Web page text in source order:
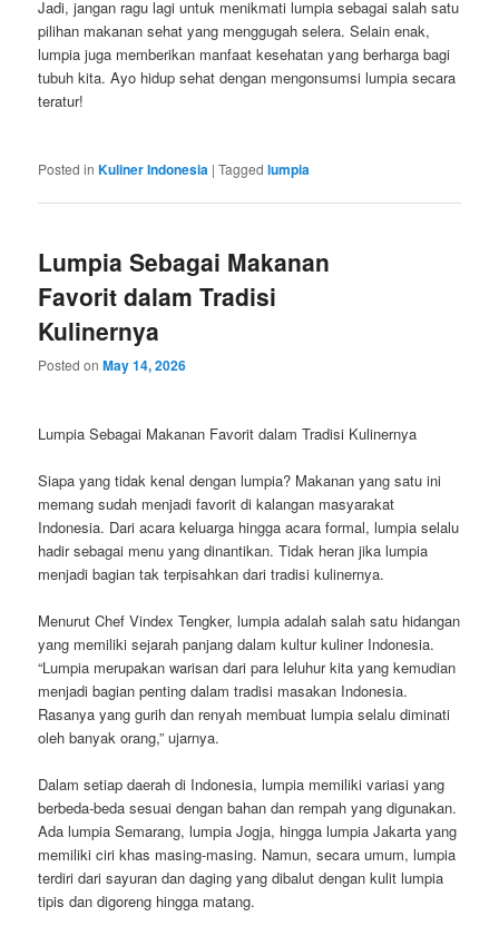
Jadi, jangan ragu lagi untuk menikmati lumpia sebagai salah satu
pilihan makanan sehat yang menggugah selera. Selain enak,
lumpia juga memberikan manfaat kesehatan yang berharga bagi
tubuh kita. Ayo hidup sehat dengan mengonsumsi lumpia secara
teratur!
Posted in Kuliner Indonesia |Tagged lumpia
Lumpia Sebagai Makanan
Favorit dalam Tradisi
Kulinernya
Posted onMay 14, 2026
Lumpia Sebagai Makanan Favorit dalam Tradisi Kulinernya
Siapa yang tidak kenal dengan lumpia? Makanan yang satu ini
memang sudah menjadi favorit di kalangan masyarakat
Indonesia. Dari acara keluarga hingga acara formal, lumpia selalu
hadir sebagai menu yang dinantikan. Tidak heran jika lumpia
menjadi bagian tak terpisahkan dari tradisi kulinernya.
Menurut Chef Vindex Tengker, lumpia adalah salah satu hidangan
yang memiliki sejarah panjang dalam kultur kuliner Indonesia.
“Lumpia merupakan warisan dari para leluhur kita yang kemudian
menjadi bagian penting dalam tradisi masakan Indonesia.
Rasanya yang gurih dan renyah membuat lumpia selalu diminati
oleh banyak orang,” ujarnya.
Dalam setiap daerah di Indonesia, lumpia memiliki variasi yang
berbeda-beda sesuai dengan bahan dan rempah yang digunakan.
Ada lumpia Semarang, lumpia Jogja, hingga lumpia Jakarta yang
memiliki ciri khas masing-masing. Namun, secara umum, lumpia
terdiri dari sayuran dan daging yang dibalut dengan kulit lumpia
tipis dan digoreng hingga matang.